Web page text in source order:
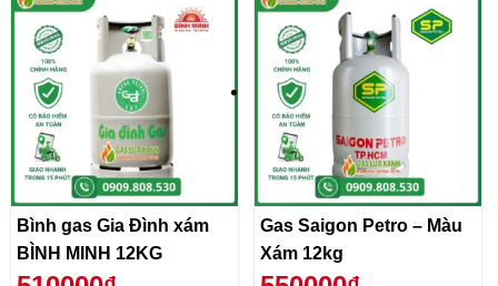
Bình gas Gia Đình xám
BÌNH MINH 12KG
Gas Saigon Petro – Màu
Xám 12kg